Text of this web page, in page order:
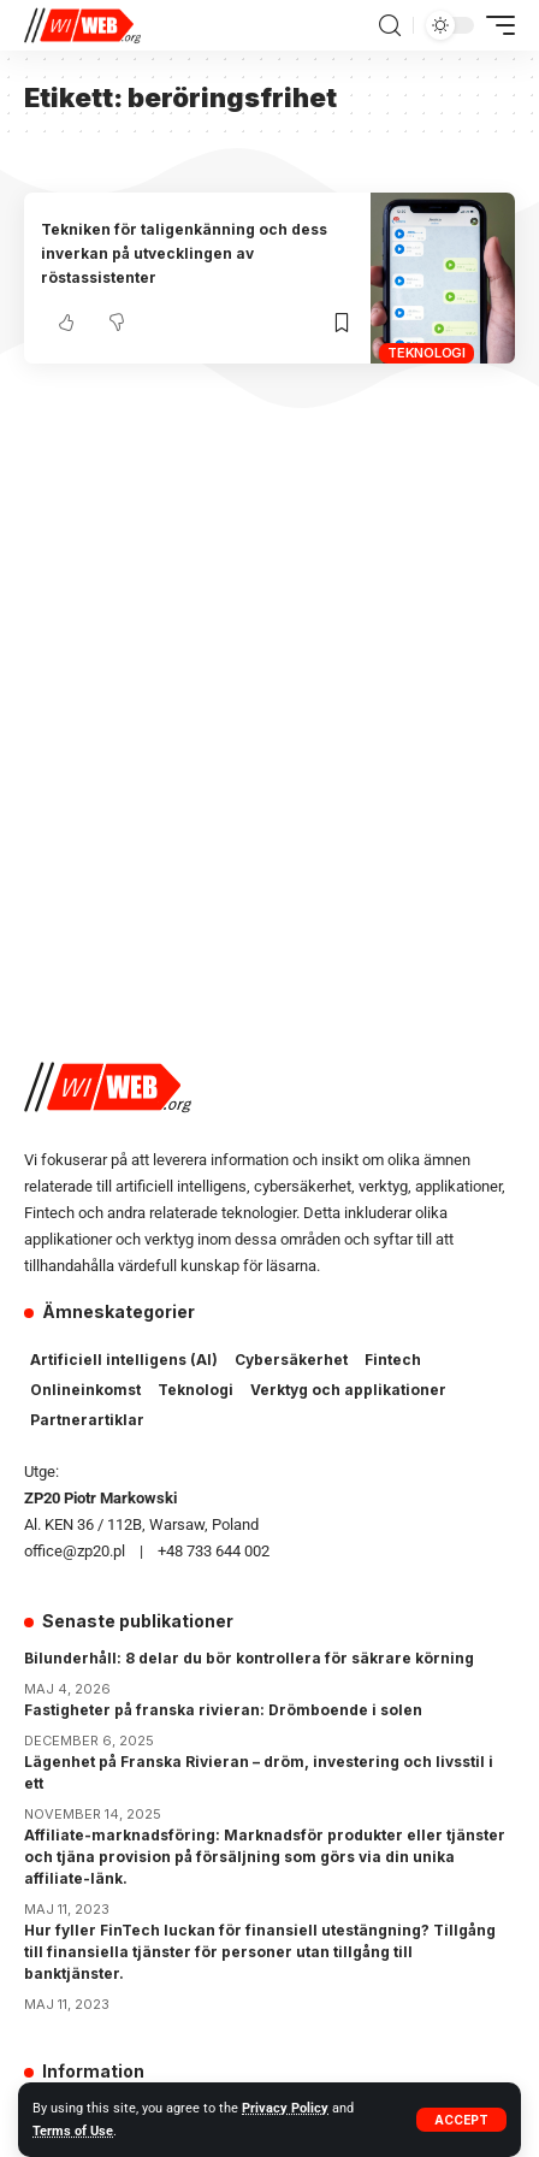
By using this site, you agree to the Privacy Policy and
Terms of Use.
ACCEPT
Etikett: beröringsfrihet
TEKNOLOGI
Tekniken för taligenkänning och dess
inverkan på utvecklingen av
röstassistenter
Vi fokuserar på att leverera information och insikt om olika ämnen
relaterade till artificiell intelligens, cybersäkerhet, verktyg, applikationer,
Fintech och andra relaterade teknologier. Detta inkluderar olika
applikationer och verktyg inom dessa områden och syftar till att
tillhandahålla värdefull kunskap för läsarna.
Ämneskategorier
Artificiell intelligens (AI) Cybersäkerhet
Fintech
Onlineinkomst
Teknologi
Verktyg och applikationer
Partnerartiklar
Utge:
ZP20 Piotr Markowski
Al. KEN 36 / 112B, Warsaw, Poland
office@zp20.pl | +48 733 644 002
Senaste publikationer
Bilunderhåll: 8 delar du bör kontrollera för säkrare körning
MAJ 4, 2026
Fastigheter på franska rivieran: Drömboende i solen
DECEMBER 6, 2025
Lägenhet på Franska Rivieran – dröm, investering och livsstil i
ett
NOVEMBER 14, 2025
Affiliate-marknadsföring: Marknadsför produkter eller tjänster
och tjäna provision på försäljning som görs via din unika
affiliate-länk.
MAJ 11, 2023
Hur fyller FinTech luckan för finansiell utestängning? Tillgång
till finansiella tjänster för personer utan tillgång till
banktjänster.
MAJ 11, 2023
Information
GDPR